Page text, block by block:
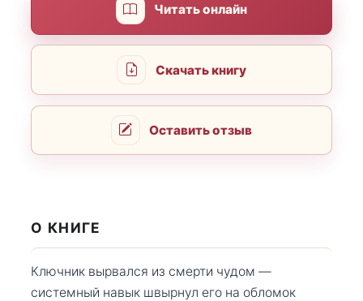
Читать онлайн
Скачать книгу
Оставить отзыв
О КНИГЕ
Ключник вырвался из смерти чудом —
системный навык швырнул его на обломок